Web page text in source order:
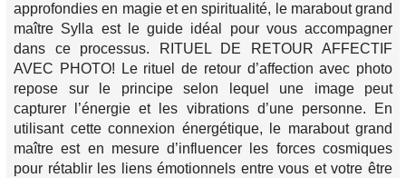
approfondies en magie et en spiritualité, le marabout grand
maître Sylla est le guide idéal pour vous accompagner
dans ce processus. RITUEL DE RETOUR AFFECTIF
AVEC PHOTO! Le rituel de retour d’affection avec photo
repose sur le principe selon lequel une image peut
capturer l’énergie et les vibrations d’une personne. En
utilisant cette connexion énergétique, le marabout grand
maître est en mesure d’influencer les forces cosmiques
pour rétablir les liens émotionnels entre vous et votre être